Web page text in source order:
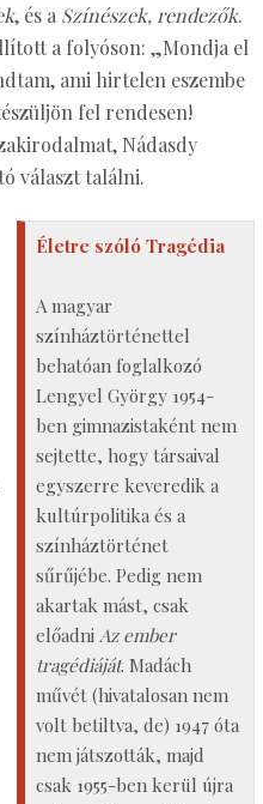
, és a Színészek, rendezők.
a folyóson: „Mondja el
ami hirtelen eszembe
fel rendesen!
Nádasdy
választ találni.
Életre szóló Tragédia
A magyar
színháztörténettel
behatóan foglalkozó
Lengyel György 1954-
ben gimnazistaként nem
sejtette, hogy társaival
egyszerre keveredik a
kultúrpolitika és a
színháztörténet
sűrűjébe. Pedig nem
akartak mást, csak
előadni Az ember
tragédiáját. Madách
művét (hivatalosan nem
volt betiltva, de) 1947 óta
nem játszották, majd
csak 1955-ben kerül újra